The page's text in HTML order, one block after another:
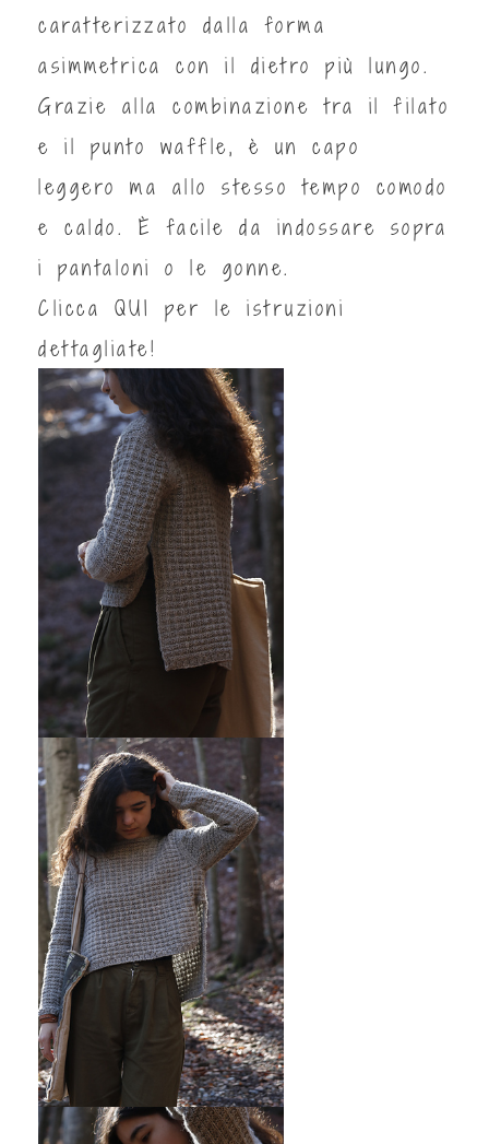
caratterizzato dalla forma
asimmetrica con il dietro più lungo.
Grazie alla combinazione tra il filato
e il punto waffle, è un capo
leggero ma allo stesso tempo comodo
e caldo. È facile da indossare sopra
i pantaloni o le gonne.
Clicca QUI
per le istruzioni
dettagliate!